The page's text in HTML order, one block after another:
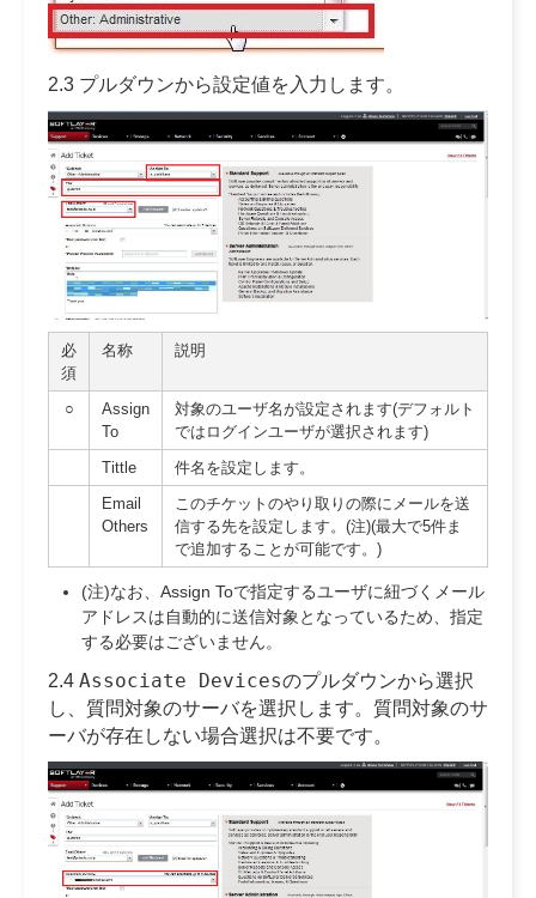
2.3 プルダウンから設定値を入力します。
必
須
名称 説明
○
Assign
To
対象のユーザ名が設定されます(デフォルト
ではログインユーザが選択されます)
Tittle
件名を設定します。
Email
Others
このチケットのやり取りの際にメールを送
信する先を設定します。(注)(最大で5件ま
で追加することが可能です。)
(注)なお、Assign Toで指定するユーザに紐づくメール
アドレスは自動的に送信対象となっているため、指定
する必要はございません。
2.4 Associate Devicesのプルダウンから選択
し、質問対象のサーバを選択します。質問対象のサ
ーバが存在しない場合選択は不要です。